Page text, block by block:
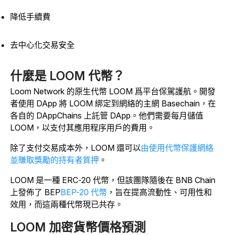
降低手續費
去中心化交易安全
什麼是 LOOM 代幣？
Loom Network 的原生代幣 LOOM 爲平台保駕護航。開發
者使用 DApp 將 LOOM 綁定到網絡的主網 Basechain，在
各自的 DAppChains 上託管 DApp。他們需要每月儲值
LOOM，以支付其應用程序用戶的費用。
除了支付交易成本外，LOOM 還可以由使用代幣保護網絡
並賺取獎勵的持有者質押 。
LOOM 是一種 ERC-20 代幣，但該團隊隨後在 BNB Chain
上發佈了 BEPBEP-20 代幣 ，旨在提高流動性、可用性和
效用，而這兩種代幣現已共存。
LOOM 加密貨幣價格預測